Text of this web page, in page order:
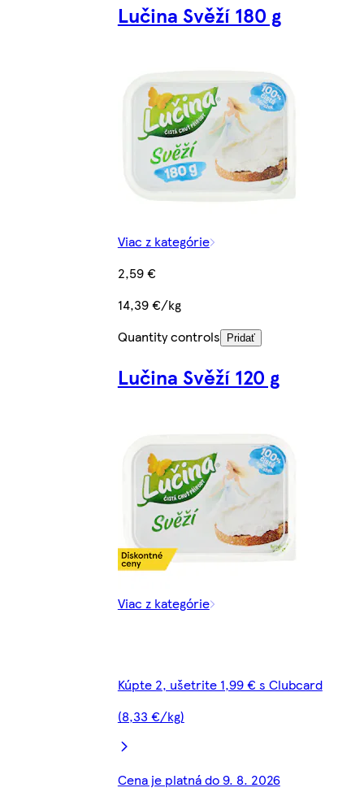
Lučina Svěží 180 g
Viac z kategórie
2,59 €
14,39 €/kg
Quantity controls
Pridať
Lučina Svěží 120 g
Viac z kategórie
Kúpte 2, ušetrite 1,99 € s Clubcard
(8,33 €/kg)
Cena je platná do 9. 8. 2026